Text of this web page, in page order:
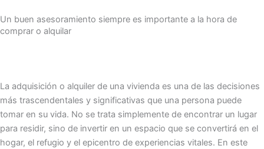
Un buen asesoramiento siempre es importante a la hora de
comprar o alquilar
La adquisición o alquiler de una vivienda es una de las decisiones
más trascendentales y significativas que una persona puede
tomar en su vida. No se trata simplemente de encontrar un lugar
para residir, sino de invertir en un espacio que se convertirá en el
hogar, el refugio y el epicentro de experiencias vitales. En este